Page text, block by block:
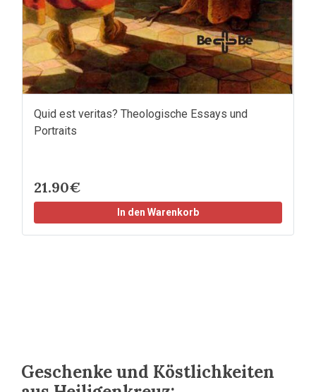
Quid est veritas? Theologische Essays und
Portraits
21.90€
In den Warenkorb
Geschenke und Köstlichkeiten